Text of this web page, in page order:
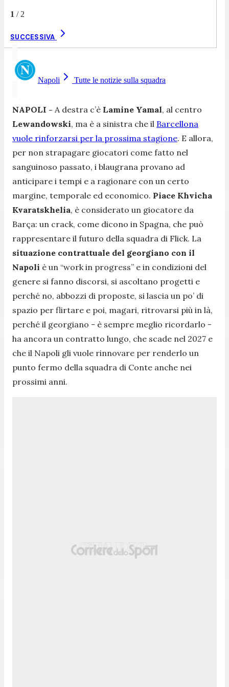
1 / 2
SUCCESSIVA
Napoli Tutte le notizie sulla squadra
NAPOLI - A destra c’è Lamine Yamal, al centro
Lewandowski, ma è a sinistra che il Barcellona
vuole rinforzarsi per la prossima stagione. E allora,
per non strapagare giocatori come fatto nel
sanguinoso passato, i blaugrana provano ad
anticipare i tempi e a ragionare con un certo
margine, temporale ed economico. Piace Khvicha
Kvaratskhelia, è considerato un giocatore da
Barça: un crack, come dicono in Spagna, che può
rappresentare il futuro della squadra di Flick. La
situazione contrattuale del georgiano con il
Napoli è un “work in progress” e in condizioni del
genere si fanno discorsi, si ascoltano progetti e
perché no, abbozzi di proposte, si lascia un po’ di
spazio per flirtare e poi, magari, ritrovarsi più in là,
perché il georgiano - è sempre meglio ricordarlo -
ha ancora un contratto lungo, che scade nel 2027 e
che il Napoli gli vuole rinnovare per renderlo un
punto fermo della squadra di Conte anche nei
prossimi anni.